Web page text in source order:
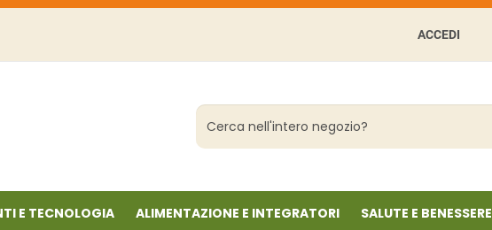
ACCEDI
Cerca
Prodotto
E TECNOLOGIA ALIMENTAZIONE E INTEGRATORI SALUTE E BENESSERE